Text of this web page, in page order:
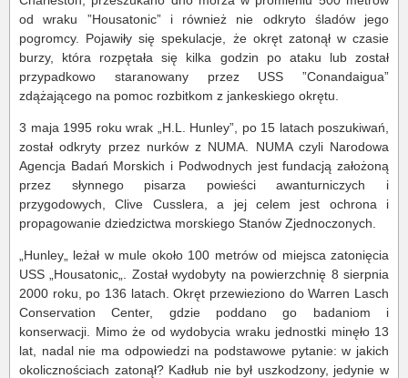
od wraku ”Housatonic” i również nie odkryto śladów jego
pogromcy. Pojawiły się spekulacje, że okręt zatonął w czasie
burzy, która rozpętała się kilka godzin po ataku lub został
przypadkowo staranowany przez USS ”Conandaigua”
zdążającego na pomoc rozbitkom z jankeskiego okrętu.
3 maja 1995 roku wrak „H.L. Hunley”, po 15 latach poszukiwań,
został odkryty przez nurków z NUMA. NUMA czyli Narodowa
Agencja Badań Morskich i Podwodnych jest fundacją założoną
przez słynnego pisarza powieści awanturniczych i
przygodowych, Clive Cusslera, a jej celem jest ochrona i
propagowanie dziedzictwa morskiego Stanów Zjednoczonych.
„Hunley„ leżał w mule około 100 metrów od miejsca zatonięcia
USS „Housatonic„. Został wydobyty na powierzchnię 8 sierpnia
2000 roku, po 136 latach. Okręt przewieziono do Warren Lasch
Conservation Center, gdzie poddano go badaniom i
konserwacji. Mimo że od wydobycia wraku jednostki minęło 13
lat, nadal nie ma odpowiedzi na podstawowe pytanie: w jakich
okolicznościach zatonął? Kadłub nie był uszkodzony, jedynie w